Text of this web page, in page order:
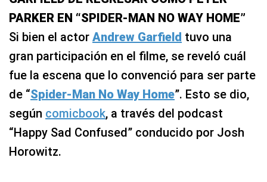
PARKER EN “SPIDER-MAN NO WAY HOME”
Si bien el actor Andrew Garfield tuvo una
gran participación en el filme, se reveló cuál
fue la escena que lo convenció para ser parte
de “Spider-Man No Way Home”. Esto se dio,
según comicbook, a través del podcast
“Happy Sad Confused” conducido por Josh
Horowitz.